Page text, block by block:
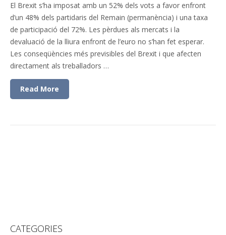
El Brexit s’ha imposat amb un 52% dels vots a favor enfront
d’un 48% dels partidaris del Remain (permanència) i una taxa
de participació del 72%. Les pèrdues als mercats i la
devaluació de la lliura enfront de l’euro no s’han fet esperar.
Les conseqüències més previsibles del Brexit i que afecten
directament als treballadors …
Read More
CATEGORIES